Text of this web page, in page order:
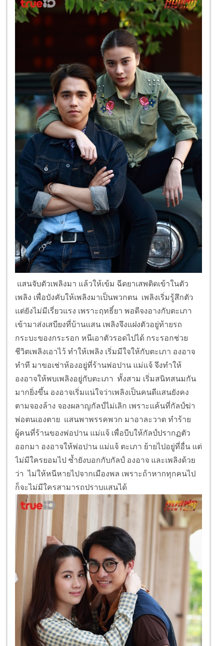
เพชร นำกำลังตำรวจมา ก่อนที่แสนจะเผากัลป์ทั้งเป็น
แสนออกไปต้อนรับเพชร ระหว่างนั้น อัญชัน จึงเข้าไป
ช่วยกัลป์ให้หนีไป กัลป์ดีใจ คิดว่าอัญชันยกโทษให้ตน
แล้ว ส่วนอัญชันก็เสียใจ คิดว่ากัลป์ยังรักดอกไม้อยู่ ทั้งคู่
จากกันด้วยความเจ็บปวดกัลป์ยังไม่รอดพ้นไปจากบริเวณ
บ้านแสน คราวนี้เพลิงพลางตัวมาช่วยกัลป์ให้หนีไป แสน
ยังตามมาค้นที่บ้านของตะโพน แต่กัลป์ก็รอดไปได้อีก
เพราะตะโพน นำตัวไปหลบไว้ที่หลุมหลบภัย แสนมาเล่น
งานเพลิง ที่ไปมีเรื่องกับลูกน้องตัวเอง แสนจะฆ่าเพลิง แต่
อัญชัน มาห้ามไว้ได้ทันเวลาพอดี
แสนจับตัวเพลิงมา แล้วให้เข้ม ฉีดยาเสพติดเข้าในตัว
เพลิง เพื่อบังคับให้เพลิงมาเป็นพวกตน เพลิงเริ่มรู้สึกตัว
แต่ยังไม่มีเรี่ยวแรง เพราะฤทธิ์ยา พอดีจงอางกับตะเภา
เข้ามาส่งเสบียงที่บ้านแสน เพลิงจึงแฝงตัวอยู่ท้ายรถ
กระบะของกระรอก หนีเอาตัวรอดไปได้ กระรอกช่วย
ชีวิตเพลิงเอาไว้ ทำให้เพลิง เริ่มมีใจให้กับตะเภา องอาจ
ทำที มาขอเช่าห้องอยู่ที่ร้านพ่อปาน แม่แจ้ จึงทำให้
องอาจให้พบเพลิงอยู่กับตะเภา ทั้งสาม เริ่มสนิทสนมกัน
มากยิ่งขึ้น องอาจเริ่มแน่ใจว่าเพลิงเป็นคนดีแสนยังคง
ตามจองล้าง จองผลาญกัลป์ไม่เลิก เพราะแค้นที่กัลป์ฆ่า
พ่อตนเองตาย แสนพาพรรคพวก มาอาละวาด ทำร้าย
ผู้คนที่ร้านของพ่อปาน แม่แจ้ เพื่อบีบให้กัลป์ปรากฏตัว
ออกมา องอาจให้พ่อปาน แม่แจ้ ตะเภา ย้ายไปอยู่ที่อื่น แต่
ไม่มีใครยอมไป ซ้ำยังบอกกับกัลป์ องอาจ และเพลิงด้วย
ว่า ไม่ให้หนีหายไปจากเมืองพล เพราะถ้าหากทุกคนไป
ก็จะไม่มีใครสามารถปราบแสนได้